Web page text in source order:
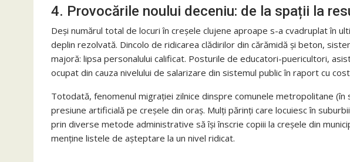
4. Provocările noului deceniu: de la spații la
Deși numărul total de locuri în creșele clujene aproape s-a cvadruplat în
deplin rezolvată. Dincolo de ridicarea clădirilor din cărămidă și beton,
majoră: lipsa personalului calificat. Posturile de educatori-puericultori,
ocupat din cauza nivelului de salarizare din sistemul public în raport cu
Totodată, fenomenul migrației zilnice dinspre comunele metropolitane (în
presiune artificială pe creșele din oraș. Mulți părinți care locuiesc în
prin diverse metode administrative să își înscrie copiii la creșele din
menține listele de așteptare la un nivel ridicat.